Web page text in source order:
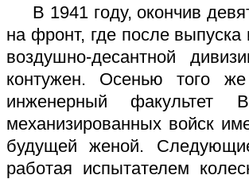
В 1941 году, окончив
на фронт, где после
воздушно-десантной
контужен. Осенью того
инженерный факультет
механизированных войск
будущей женой.
работая испытателем